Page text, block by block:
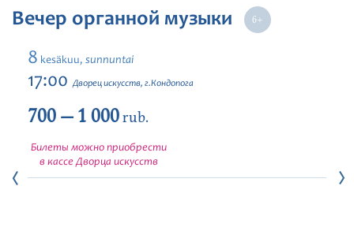
Konserttikalenteri
Festivaalit
Вечер органной музыки
8 kesäkuu, sunnuntai
17:00 Дворец искусств, г.Кондопога
700 — 1 000rub.
Билеты можно приобрести
в кассе Дворца искусств